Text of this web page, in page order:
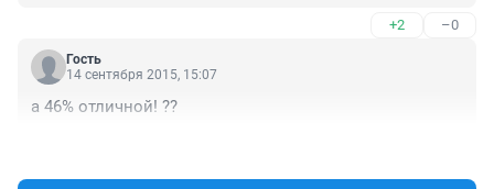
+2 –0
Гость
14 сентября 2015, 15:07
а 46% отличной! ??